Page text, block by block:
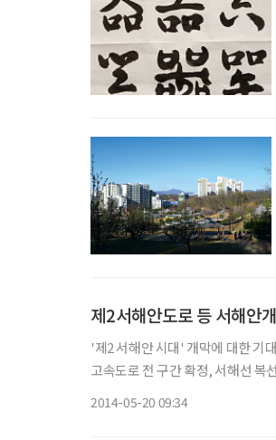
제2서해안도로 등 서해안
'제2 서해안 시대' 개막에 대한 기
고속도로 전 구간 확정, 서해선 복선 전철 조기
2014-05-20 09:34